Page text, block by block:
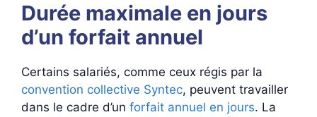
Durée maximale en jours
d’un forfait annuel
Certains salariés, comme ceux régis par la
convention collective Syntec, peuvent travailler
dans le cadre d’un forfait annuel en jours. La